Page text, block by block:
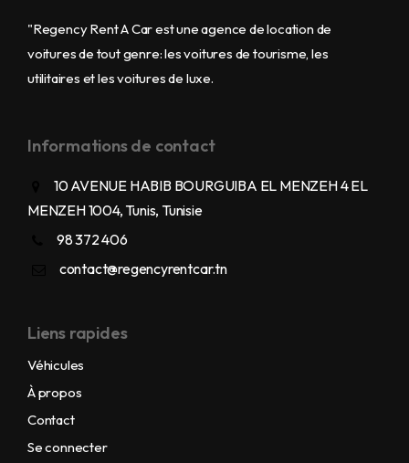
"Regency Rent A Car est une agence de location de
voitures de tout genre: les voitures de tourisme, les
utilitaires et les voitures de luxe.
Informations de contact
10 AVENUE HABIB BOURGUIBA EL MENZEH 4 EL
MENZEH 1004, Tunis, Tunisie
98 372 406
contact@regencyrentcar.tn
Liens rapides
Véhicules
À propos
Contact
Se connecter